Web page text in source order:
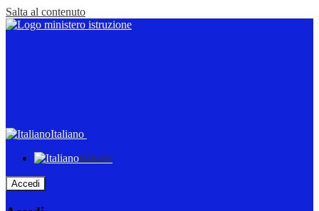
Salta al contenuto
Italiano
Italiano
Accedi